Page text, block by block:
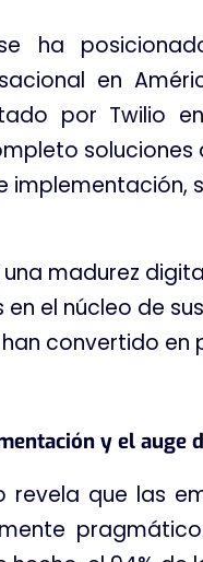
ha
en
por Twilio
soluciones
madurez
en el núcleo de
convertido
y el auge
revela que las
pragmático